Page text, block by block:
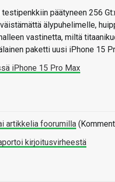
päätyneen 256
älypuhelimelle,
vastinetta, miltä
paketti uusi iPhone 15
iPhone 15 Pro Max
artikkelia foorumilla
kirjoitusvirheestä